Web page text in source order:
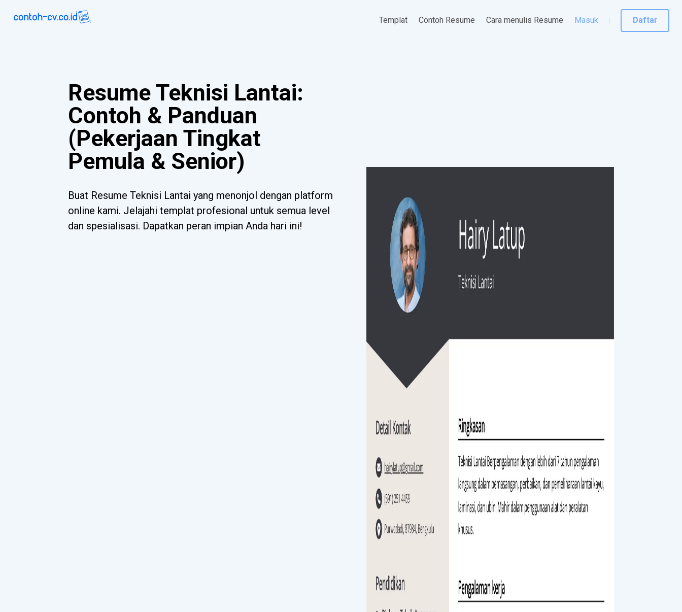
Templat Contoh Resume Cara menulis Resume Masuk Daftar
Resume Teknisi Lantai:
Contoh & Panduan
(Pekerjaan Tingkat
Pemula & Senior)
Buat Resume Teknisi Lantai yang menonjol dengan platform
online kami. Jelajahi templat profesional untuk semua level
dan spesialisasi. Dapatkan peran impian Anda hari ini!